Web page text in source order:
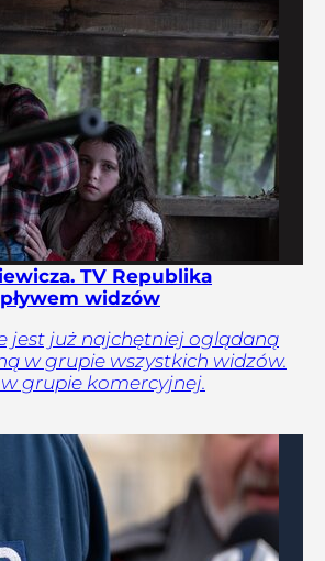
TV Republika
widzów
jest już najchętniej oglądaną
w grupie wszystkich widzów.
grupie komercyjnej.